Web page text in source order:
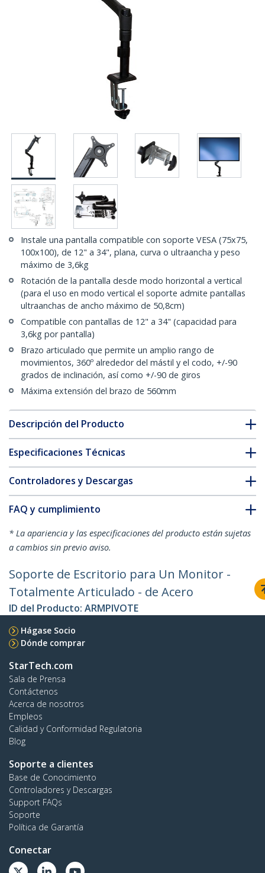
Instale una pantalla compatible con soporte VESA (75x75,
100x100), de 12" a 34", plana, curva o ultraancha y peso
máximo de 3,6kg
Rotación de la pantalla desde modo horizontal a vertical
(para el uso en modo vertical el soporte admite pantallas
ultraanchas de ancho máximo de 50,8cm)
Compatible con pantallas de 12" a 34" (capacidad para
3,6kg por pantalla)
Brazo articulado que permite un amplio rango de
movimientos, 360º alrededor del mástil y el codo, +/-90
grados de inclinación, así como +/-90 de giros
Máxima extensión del brazo de 560mm
Descripción del Producto
Especificaciones Técnicas
Controladores y Descargas
FAQ y cumplimiento
* La apariencia y las especificaciones del producto están sujetas
a cambios sin previo aviso.
Soporte de Escritorio para Un Monitor -
Totalmente Articulado - de Acero
ID del Producto: ARMPIVOTE
Hágase Socio
Dónde comprar
StarTech.com
Sala de Prensa
Contáctenos
Acerca de nosotros
Empleos
Calidad y Conformidad Regulatoria
Blog
Soporte a clientes
Base de Conocimiento
Controladores y Descargas
Support FAQs
Soporte
Política de Garantía
Conectar